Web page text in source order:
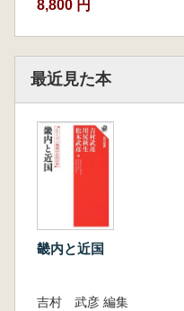
8,800 円
最近見た本
畿内と近国
吉村 武彦 編集